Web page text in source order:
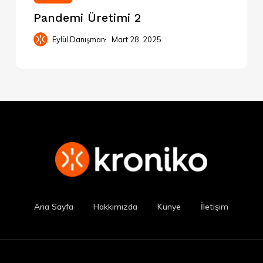
Pandemi Üretimi 2
Eylül Danışman Mart 28, 2025
Ana Sayfa Hakkımızda Künye İletişim